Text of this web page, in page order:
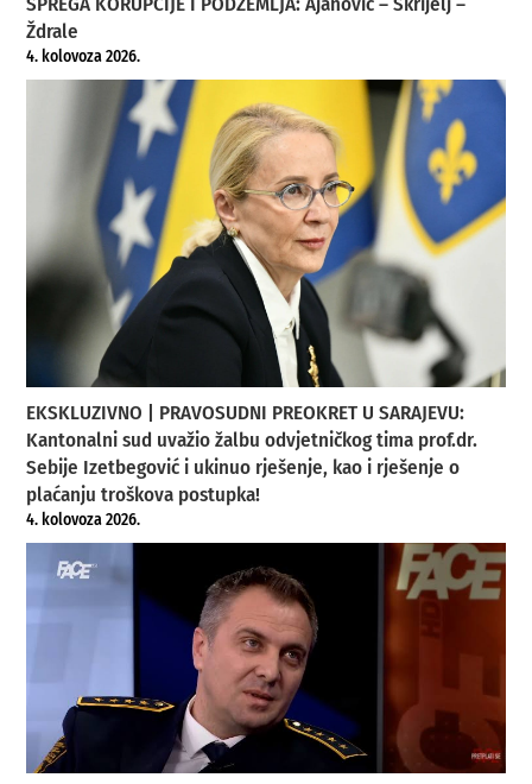
Ždrale
4. kolovoza 2026.
EKSKLUZIVNO | PRAVOSUDNI PREOKRET U SARAJEVU:
Kantonalni sud uvažio žalbu odvjetničkog tima prof.dr.
Sebije Izetbegović i ukinuo rješenje, kao i rješenje o
plaćanju troškova postupka!
4. kolovoza 2026.